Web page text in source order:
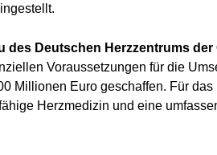
des Deutschen Herzzentrums der
Voraussetzungen für die
Millionen Euro geschaffen. Für
Herzmedizin und eine